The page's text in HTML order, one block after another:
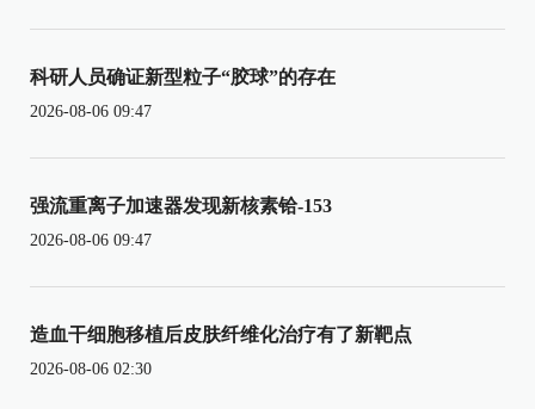
科研人员确证新型粒子“胶球”的存在
2026-08-06 09:47
强流重离子加速器发现新核素铪-153
2026-08-06 09:47
造血干细胞移植后皮肤纤维化治疗有了新靶点
2026-08-06 02:30